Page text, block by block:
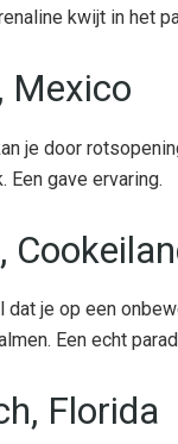
kwijt in het
Mexico
je door
Een gave ervaring.
dat je op een
Een echt
Florida